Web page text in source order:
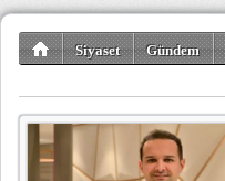
Siyaset Gündem